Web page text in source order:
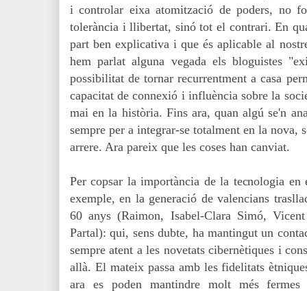
i controlar eixa atomització de poders, no
tolerància i llibertat, sinó tot el contrari. En
part ben explicativa i que és aplicable al
hem parlat alguna vegada els bloguistes
possibilitat de tornar recurrentment a casa
capacitat de connexió i influència sobre la
mai en la història. Fins ara, quan algú se'n
sempre per a integrar-se totalment en la nova,
arrere. Ara pareix que les coses han canviat.
Per copsar la importància de la tecnologia en
exemple, en la generació de valencians
60 anys (Raimon, Isabel-Clara Simó,
Partal): qui, sens dubte, ha mantingut un
sempre atent a les novetats cibernètiques i
allà. El mateix passa amb les fidelitats
ara es poden mantindre molt més